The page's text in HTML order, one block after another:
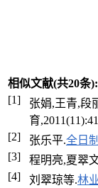
相似文献(共20条):
[1]
张娟,王青,段
育
[2]
张乐平.全日
[3]
程明亮,夏翠
[4]
刘翠琼等.林